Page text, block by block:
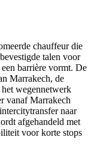
chauffeur die
talen voor
barrière vormt. De
Marrakech, de
wegennetwerk
vanaf Marrakech
naar
afgehandeld met
voor korte stops